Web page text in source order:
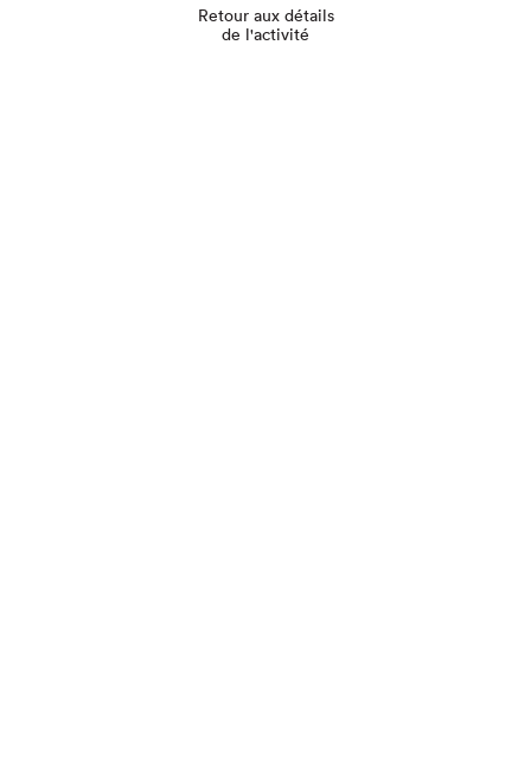
Retour aux détails
de l'activité